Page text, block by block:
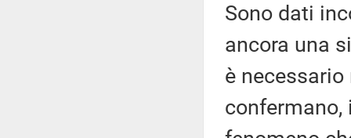
Sono dati
ancora una
è
confermano,